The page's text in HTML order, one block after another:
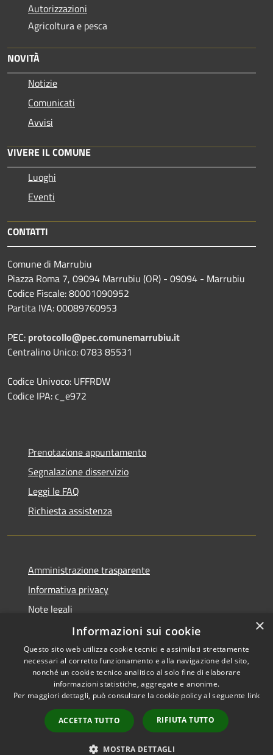
Autorizzazioni
Agricoltura e pesca
NOVITÀ
Notizie
Comunicati
Avvisi
VIVERE IL COMUNE
Luoghi
Eventi
CONTATTI
Comune di Marrubiu
Piazza Roma 7, 09094 Marrubiu (OR) - 09094 - Marrubiu
Codice Fiscale: 80001090952
Partita IVA: 00089760953
PEC: protocollo@pec.comunemarrubiu.it
Centralino Unico: 0783 85531
Codice Univoco: UFFRDW
Codice IPA: c_e972
Prenotazione appuntamento
Segnalazione disservizio
Leggi le FAQ
Richiesta assistenza
Amministrazione trasparente
Informativa privacy
Note legali
Dichiarazione di accessibilità
RSS
Accessibilità
Copyright © 2026 • Comune di
Marrubiu • Powered by
Municipium•
Accesso
redazione
×
Informazioni sui cookie
Questo sito web utilizza cookie tecnici e assimilati strettamente
necessari al corretto funzionamento e alla navigazione del sito,
nonché un cookie tecnico analitico al solo fine di elaborare
informazioni statistiche, aggregate e anonime.
Per maggiori dettagli, può consultare la cookie policy al seguente link
ACCETTA TUTTO RIFIUTA TUTTO
MOSTRA DETTAGLI